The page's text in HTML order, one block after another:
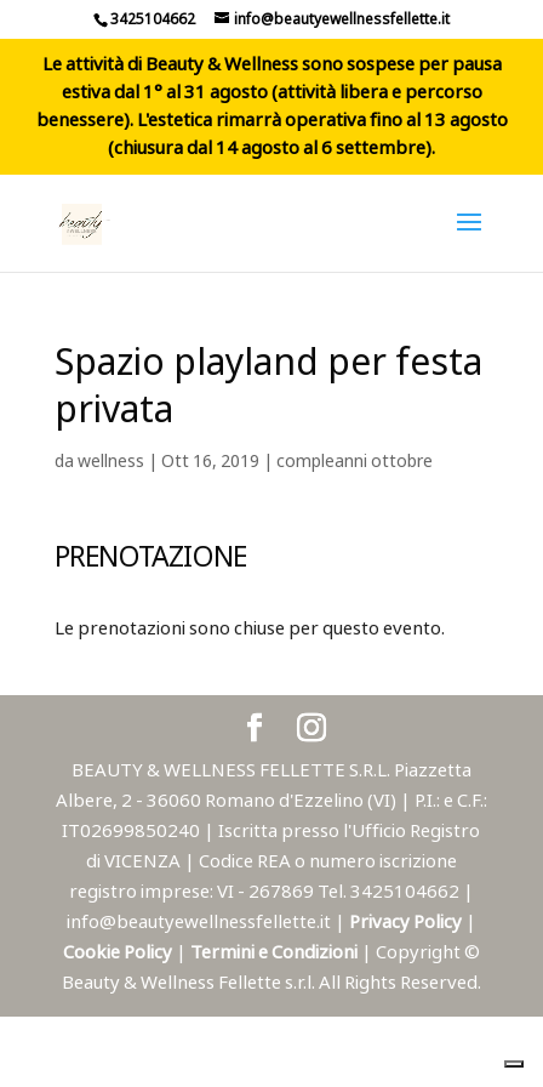
3425104662 info@beautyewellnessfellette.it
Le attività di Beauty & Wellness sono sospese per pausa
estiva dal 1° al 31 agosto (attività libera e percorso
benessere). L'estetica rimarrà operativa fino al 13 agosto
(chiusura dal 14 agosto al 6 settembre).
Spazio playland per festa
privata
dawellness | Ott 16, 2019 | compleanni ottobre
PRENOTAZIONE
Le prenotazioni sono chiuse per questo evento.
BEAUTY & WELLNESS FELLETTE S.R.L. Piazzetta
Albere, 2 - 36060 Romano d'Ezzelino (VI) | P.I.: e C.F.:
IT02699850240 | Iscritta presso l'Ufficio Registro
di VICENZA | Codice REA o numero iscrizione
registro imprese: VI - 267869 Tel. 3425104662 |
info@beautyewellnessfellette.it | Privacy Policy |
Cookie Policy | Termini e Condizioni | Copyright ©
Beauty & Wellness Fellette s.r.l. All Rights Reserved.